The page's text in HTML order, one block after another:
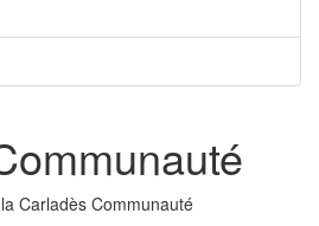
Carladès Communauté